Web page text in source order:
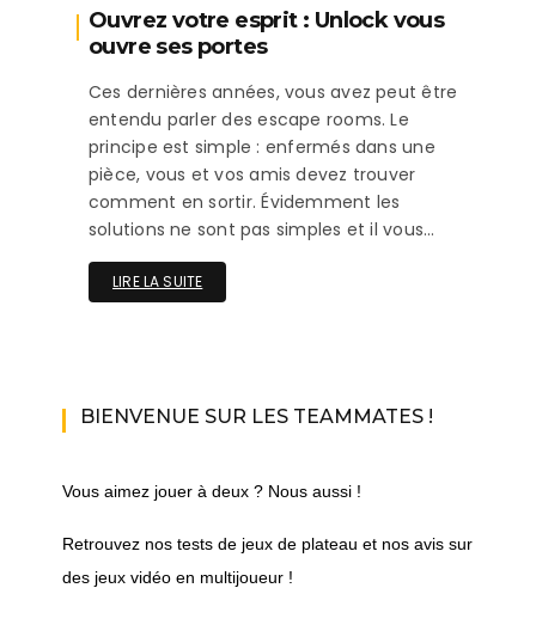
Ouvrez votre esprit : Unlock vous
ouvre ses portes
Ces dernières années, vous avez peut être
entendu parler des escape rooms. Le
principe est simple : enfermés dans une
pièce, vous et vos amis devez trouver
comment en sortir. Évidemment les
solutions ne sont pas simples et il vous…
LIRE LA SUITE
BIENVENUE SUR LES TEAMMATES !
Vous aimez jouer à deux ? Nous aussi !
Retrouvez nos tests de jeux de plateau et nos avis sur
des jeux vidéo en multijoueur !